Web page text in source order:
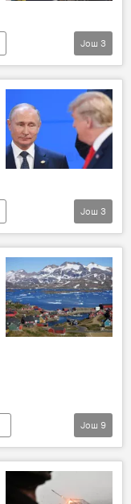
Још 3
Још 3
Још 9